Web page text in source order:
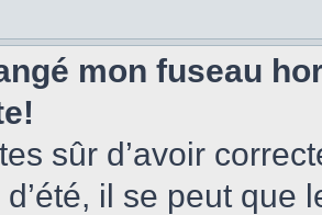
mon fuseau
sûr d’avoir
d’été, il se peut que